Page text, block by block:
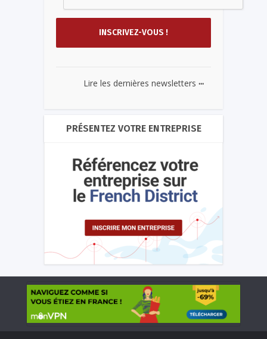
Lire les dernières newsletters ...
PRÉSENTEZ VOTRE ENTREPRISE